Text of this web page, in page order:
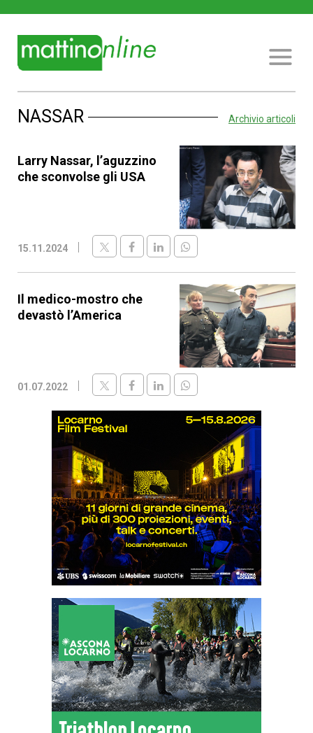
NASSAR Archivio articoli
Larry Nassar, l’aguzzino
che sconvolse gli USA
15.11.2024
Il medico-mostro che
devastò l’America
01.07.2022